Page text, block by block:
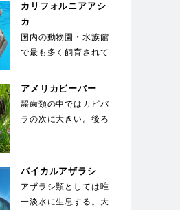
カリフォルニアアシ
カ
国内の動物園・水族館
で最も多く飼育されて
動能力が高く俊敏な
動…
アメリカビーバー
齧歯類の中ではカピバ
ラの次に大きい。後ろ
バイカルアザラシ
アザラシ類としては唯
一淡水に生息する。大